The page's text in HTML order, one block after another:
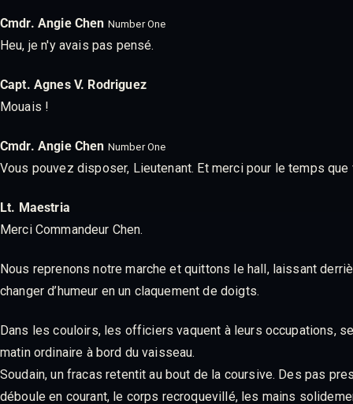
Cmdr. Angie Chen Number One
Heu, je n'y avais pas pensé.
Capt. Agnes V. Rodriguez
Mouais !
Cmdr. Angie Chen Number One
Vous pouvez disposer, Lieutenant. Et merci pour le temps
Lt. Maestria
Merci Commandeur Chen.
Nous reprenons notre marche et quittons le hall, laissant
changer d’humeur en un claquement de doigts.
Dans les couloirs, les officiers vaquent à leurs occupations,
matin ordinaire à bord du vaisseau.
Soudain, un fracas retentit au bout de la coursive. Des pas
déboule en courant, le corps recroquevillé, les mains